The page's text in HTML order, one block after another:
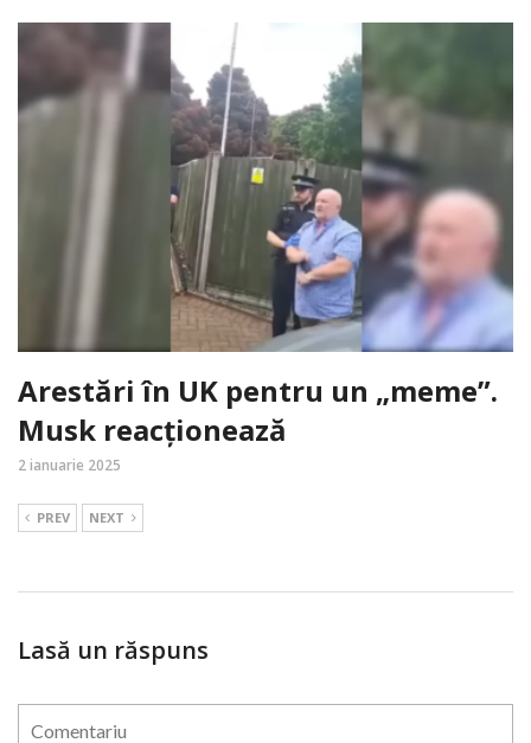
Arestări în UK pentru un „meme”.
Musk reacționează
2 ianuarie 2025
PREV NEXT
Lasă un răspuns